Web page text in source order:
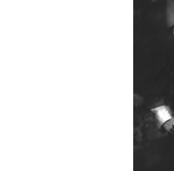
Join our
conversation.
To subscribe, simply
or click the subscribe
your privacy and won't